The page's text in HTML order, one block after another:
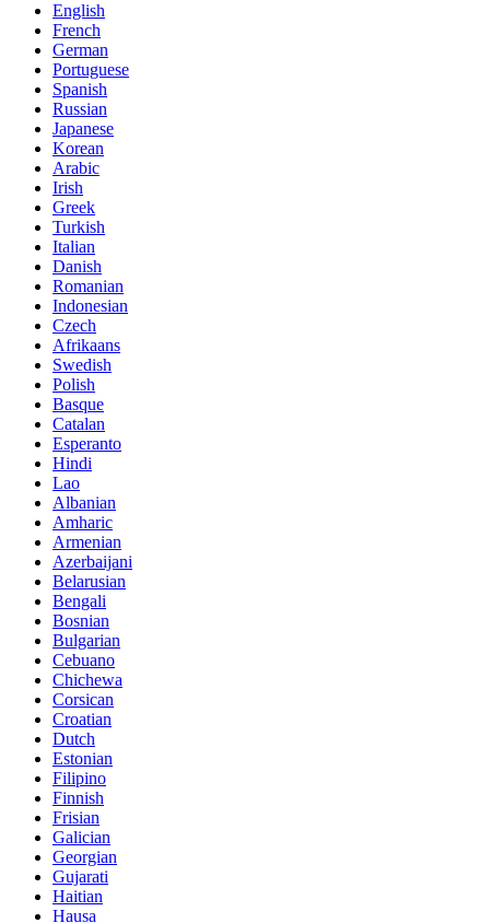
English
French
German
Portuguese
Spanish
Russian
Japanese
Korean
Arabic
Irish
Greek
Turkish
Italian
Danish
Romanian
Indonesian
Czech
Afrikaans
Swedish
Polish
Basque
Catalan
Esperanto
Hindi
Lao
Albanian
Amharic
Armenian
Azerbaijani
Belarusian
Bengali
Bosnian
Bulgarian
Cebuano
Chichewa
Corsican
Croatian
Dutch
Estonian
Filipino
Finnish
Frisian
Galician
Georgian
Gujarati
Haitian
Hausa